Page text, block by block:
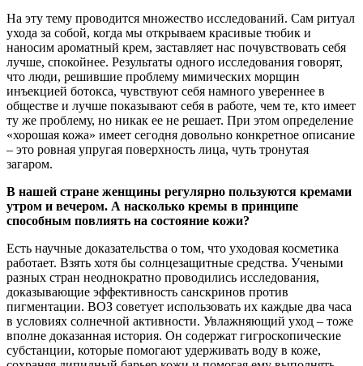
На эту тему проводится множество исследований. Сам ритуал
ухода за собой, когда мы открываем красивые тюбик и
наносим ароматный крем, заставляет нас почувствовать себя
лучше, спокойнее. Результаты одного исследования говорят,
что люди, решившие проблему мимических морщин
инъекцией ботокса, чувствуют себя намного увереннее в
обществе и лучше показывают себя в работе, чем те, кто имеет
ту же проблему, но никак ее не решает. При этом определение
«хорошая кожа» имеет сегодня довольно конкретное описание
– это ровная упругая поверхность лица, чуть тронутая
загаром.
В нашей стране женщины регулярно пользуются кремами
утром и вечером. А насколько кремы в принципе
способным повлиять на состояние кожи?
Есть научные доказательства о том, что уходовая косметика
работает. Взять хотя бы солнцезащитные средства. Учеными
разных стран неоднократно проводились исследования,
доказывающие эффективность санскринов против
пигментации. ВОЗ советует использовать их каждые два часа
в условиях солнечной активности. Увлажняющий уход – тоже
вполне доказанная история. Он содержат гигроскопические
субстанции, которые помогают удерживать воду в коже,